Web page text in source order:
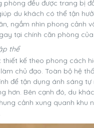
phòng đều được trang bị
du khách có thể tận
ngắm nhìn phong cảnh
tại chính căn phòng
thể
thiết kế theo phong cách
chủ đạo. Toàn bộ hệ
để tận dụng ánh sáng tự
hơn. Bên cạnh đó, du
cảnh xung quanh khu